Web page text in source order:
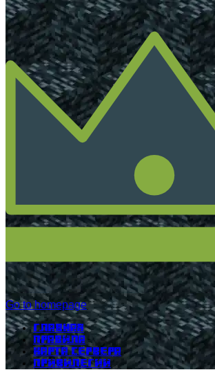
Go to homepage
Главная
Правила
Карта сервера
Привилегии